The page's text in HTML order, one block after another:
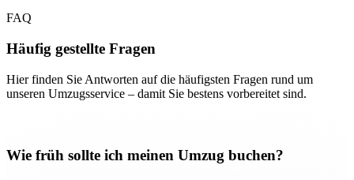
FAQ
Häufig gestellte Fragen
Hier finden Sie Antworten auf die häufigsten Fragen rund um
unseren Umzugsservice – damit Sie bestens vorbereitet sind.
Wie früh sollte ich meinen Umzug buchen?